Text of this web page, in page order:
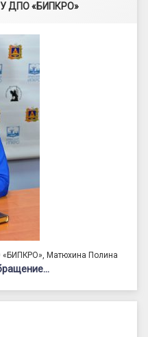
ДПО «БИПКРО»
«БИПКРО», Матюхина Полина